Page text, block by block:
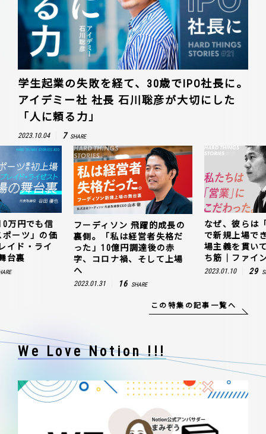
学生起業の失敗を経て、30歳でIPO社長に。
アイデミー社 社長 石川聡彦が大切にした
「人に頼る力」
2023.10.04 7 SHARE
万円でも信
ーツ」の価
イド・ライ
台裏
フーディソン 飛躍的成長の
裏側。「私は経営者失格だ
った」10億円調達後の赤
字、コロナ禍、そして上場
へ
2023.01.31 16 SHARE
なぜ、彼らは
で新規上場で
場主義を貫い
ち筋｜ファイ
2023.01.10 29
この特集の記事一覧へ
We Love Notion !!!